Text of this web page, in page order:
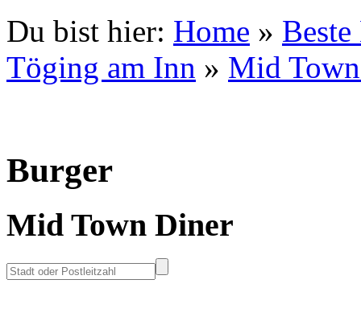
Du bist hier: Home »
Töging am Inn » Mid
Burger
Mid Town Diner